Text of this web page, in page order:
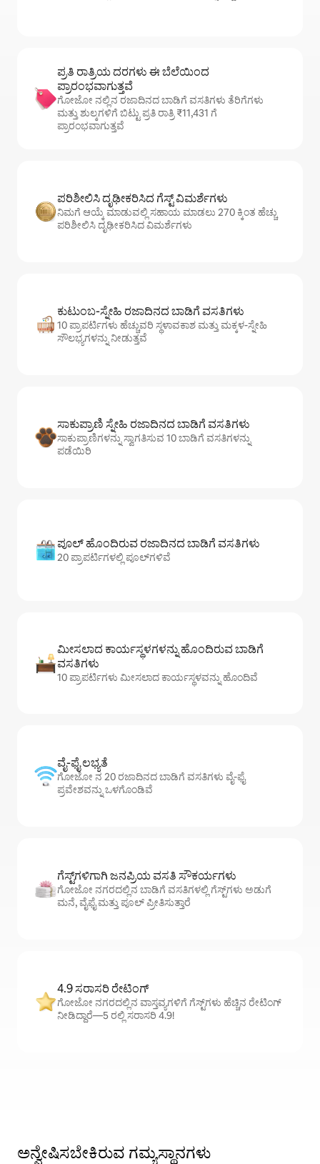
ಪ್ರತಿ ರಾತ್ರಿಯ ದರಗಳು ಈ ಬೆಲೆಯಿಂದ
ಪ್ರಾರಂಭವಾಗುತ್ತವೆ
ಗೋಜೋ ನಲ್ಲಿನ ರಜಾದಿನದ ಬಾಡಿಗೆ ವಸತಿಗಳು ತೆರಿಗೆಗಳು
ಮತ್ತು ಶುಲ್ಕಗಳಿಗೆ ಬಿಟ್ಟು ಪ್ರತಿ ರಾತ್ರಿ ₹11,431 ಗೆ
ಪ್ರಾರಂಭವಾಗುತ್ತವೆ
ಪರಿಶೀಲಿಸಿ ದೃಢೀಕರಿಸಿದ ಗೆಸ್ಟ್ ವಿಮರ್ಶೆಗಳು
ನಿಮಗೆ ಆಯ್ಕೆ ಮಾಡುವಲ್ಲಿ ಸಹಾಯ ಮಾಡಲು 270 ಕ್ಕಿಂತ ಹೆಚ್ಚು
ಪರಿಶೀಲಿಸಿ ದೃಢೀಕರಿಸಿದ ವಿಮರ್ಶೆಗಳು
ಕುಟುಂಬ-ಸ್ನೇಹಿ ರಜಾದಿನದ ಬಾಡಿಗೆ ವಸತಿಗಳು
10 ಪ್ರಾಪರ್ಟಿಗಳು ಹೆಚ್ಚುವರಿ ಸ್ಥಳಾವಕಾಶ ಮತ್ತು ಮಕ್ಕಳ-ಸ್ನೇಹಿ
ಸೌಲಭ್ಯಗಳನ್ನು ನೀಡುತ್ತವೆ
ಸಾಕುಪ್ರಾಣಿ ಸ್ನೇಹಿ ರಜಾದಿನದ ಬಾಡಿಗೆ ವಸತಿಗಳು
ಸಾಕುಪ್ರಾಣಿಗಳನ್ನು ಸ್ವಾಗತಿಸುವ 10 ಬಾಡಿಗೆ ವಸತಿಗಳನ್ನು
ಪಡೆಯಿರಿ
ಪೂಲ್ ಹೊಂದಿರುವ ರಜಾದಿನದ ಬಾಡಿಗೆ ವಸತಿಗಳು
20 ಪ್ರಾಪರ್ಟಿಗಳಲ್ಲಿ ಪೂಲ್‌‌‌‌‌‌‌‌‌ಗಳಿವೆ
ಮೀಸಲಾದ ಕಾರ್ಯಸ್ಥಳಗಳನ್ನು ಹೊಂದಿರುವ ಬಾಡಿಗೆ
ವಸತಿಗಳು
10 ಪ್ರಾಪರ್ಟಿಗಳು ಮೀಸಲಾದ ಕಾರ್ಯಸ್ಥಳವನ್ನು ಹೊಂದಿವೆ
ವೈ-ಫೈ ಲಭ್ಯತೆ
ಗೋಜೋ ನ 20 ರಜಾದಿನದ ಬಾಡಿಗೆ ವಸತಿಗಳು ವೈ-ಫೈ
ಪ್ರವೇಶವನ್ನು ಒಳಗೊಂಡಿವೆ
ಗೆಸ್ಟ್‌ಗಳಿಗಾಗಿ ಜನಪ್ರಿಯ ವಸತಿ ಸೌಕರ್ಯಗಳು
ಗೋಜೋ ನಗರದಲ್ಲಿನ ಬಾಡಿಗೆ ವಸತಿಗಳಲ್ಲಿ ಗೆಸ್ಟ್‌ಗಳು ಅಡುಗೆ
ಮನೆ, ವೈಫೈ ಮತ್ತು ಪೂಲ್ ಪ್ರೀತಿಸುತ್ತಾರೆ
4.9 ಸರಾಸರಿ ರೇಟಿಂಗ್
ಗೋಜೋ ನಗರದಲ್ಲಿನ ವಾಸ್ತವ್ಯಗಳಿಗೆ ಗೆಸ್ಟ್‌ಗಳು ಹೆಚ್ಚಿನ ರೇಟಿಂಗ್
ನೀಡಿದ್ದಾರೆ—5 ರಲ್ಲಿ ಸರಾಸರಿ 4.9!
ಅನ್ವೇಷಿಸಬೇಕಿರುವ ಗಮ್ಯಸ್ಥಾನಗಳು